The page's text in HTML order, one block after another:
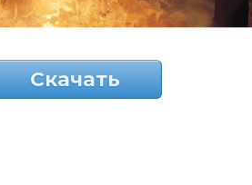
Скачать